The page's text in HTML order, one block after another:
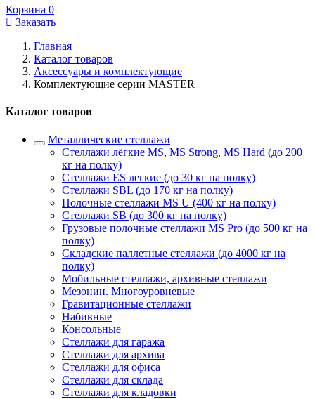
Корзина 0
Заказать
Главная
Каталог товаров
Аксессуары и комплектующие
Комплектующие серии MASTER
Каталог товаров
Металлические стеллажи
Стеллажи лёгкие MS, MS Strong, MS Hard (до 200
кг на полку)
Стеллажи ES легкие (до 30 кг на полку)
Стеллажи SBL (до 170 кг на полку)
Полочные стеллажи MS U (400 кг на полку)
Стеллажи SB (до 300 кг на полку)
Грузовые полочные стеллажи MS Pro (до 500 кг на
полку)
Складские паллетные стеллажи (до 4000 кг на
полку)
Мобильные стеллажи, архивные стеллажи
Мезонин. Многоуровневые
Гравитационные стеллажи
Набивные
Консольные
Стеллажи для гаража
Стеллажи для архива
Стеллажи для офиса
Стеллажи для склада
Стеллажи для кладовки